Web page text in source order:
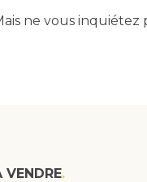
ne vous inquiétez
VENDRE